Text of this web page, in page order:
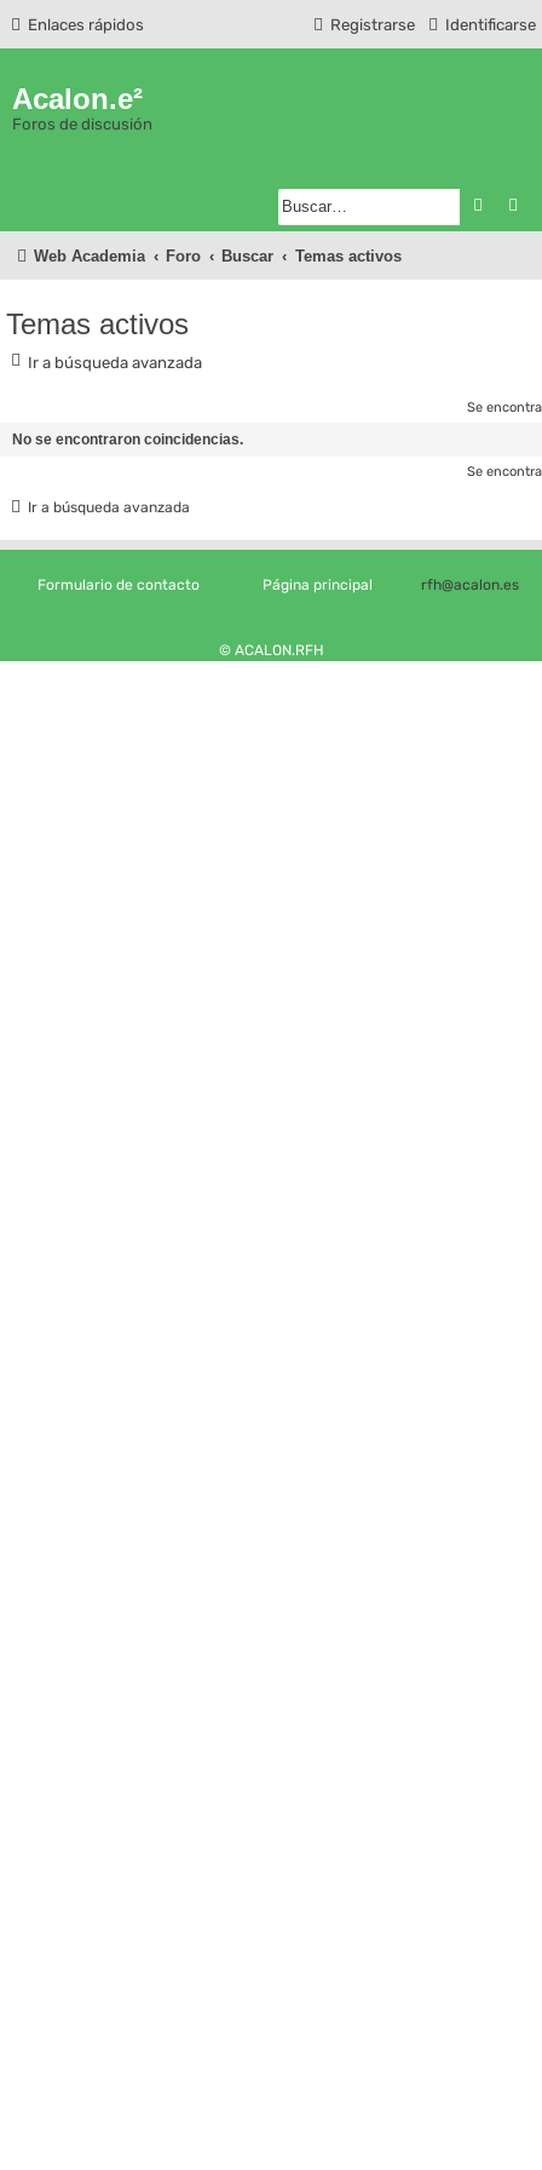
Enlaces rápidos Identificarse
Registrarse
Acalon.e²
Foros de discusión
Buscar
Web Academia Foro Buscar Temas activos
Temas activos
Ir a búsqueda avanzada
Se
No se encontraron coincidencias.
Se
Ir a búsqueda avanzada
Formulario de contacto Página principal rfh@acalon.es
© ACALON.RFH